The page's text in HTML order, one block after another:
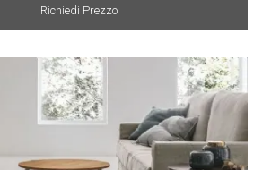
Richiedi Prezzo